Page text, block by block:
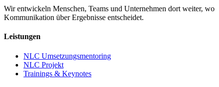
Wir entwickeln Menschen, Teams und Unternehmen dort weiter, wo
Kommunikation über Ergebnisse entscheidet.
Leistungen
NLC Umsetzungsmentoring
NLC Projekt
Trainings & Keynotes